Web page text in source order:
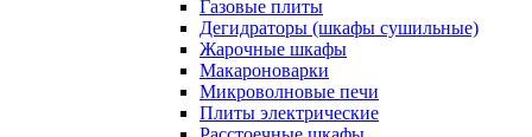
Газовые плиты
Дегидраторы (шкафы сушильные)
Жарочные шкафы
Макароноварки
Микроволновые печи
Плиты электрические